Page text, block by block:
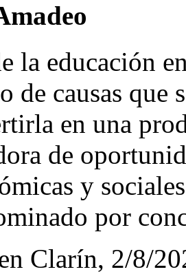
la educación
de causas que
en una
de
y
por
Clarín, 2/8/